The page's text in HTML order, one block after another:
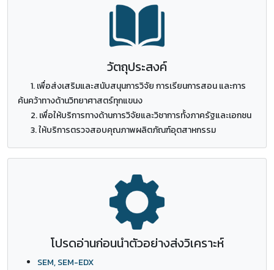
วัตถุประสงค์
1. เพื่อส่งเสริมและสนับสนุนการวิจัย การเรียนการสอน และการ
ค้นคว้าทางด้านวิทยาศาสตร์ทุกแขนง
2. เพื่อให้บริการทางด้านการวิจัยและวิชาการทั้งภาครัฐและเอกชน
3. ให้บริการตรวจสอบคุณภาพผลิตภัณฑ์อุตสาหกรรม
โปรดอ่านก่อนนำตัวอย่างส่งวิเคราะห์
SEM, SEM-EDX